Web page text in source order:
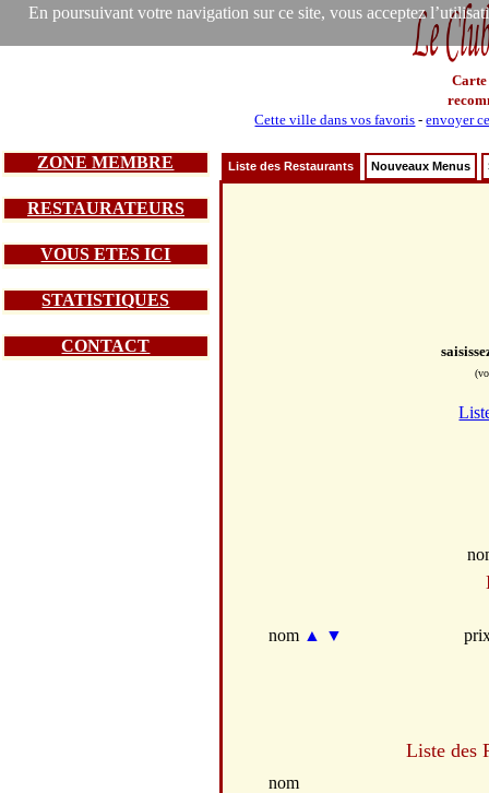
En poursuivant votre navigation sur ce site, vous acceptez
Carte
Cette ville dans vos favoris -envoyer
ZONE MEMBRE
RESTAURATEURS
VOUS ETES ICI
STATISTIQUES
CONTACT
Liste des Restaurants Nouveaux Menus
nom ▲ ▼
Liste des
nom